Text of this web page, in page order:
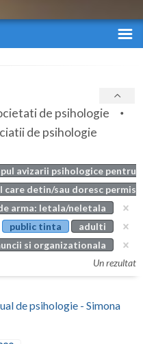
de psihologie
de psihologie
avizarii psihologice pentru
detin/sau doresc permis
arma: letala/neletala
public tinta
adulti
si organizationala
Un rezultat
de psihologie - Simona